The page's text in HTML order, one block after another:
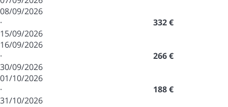
08/09/2026
·
15/09/2026
332 €
16/09/2026
·
30/09/2026
266 €
01/10/2026
·
31/10/2026
188 €